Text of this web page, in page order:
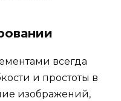
всегда
и простоты в
изображений,